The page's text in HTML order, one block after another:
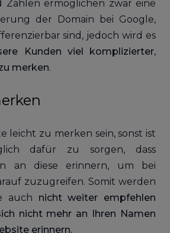
Zahlen ermöglichen zwar eine
der Domain bei Google,
sind, jedoch wird es
Kunden viel komplizierter,
merken.
leicht zu merken sein, sonst ist
dafür zu sorgen, dass
an diese erinnern, um bei
zuzugreifen. Somit werden
auch nicht weiter empfehlen
nicht mehr an Ihren Namen
erinnern.